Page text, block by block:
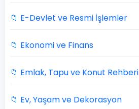
📁 E-Devlet ve Resmi İşlemler
📁 Ekonomi ve Finans
📁 Emlak, Tapu ve Konut Rehberi
📁 Ev, Yaşam ve Dekorasyon